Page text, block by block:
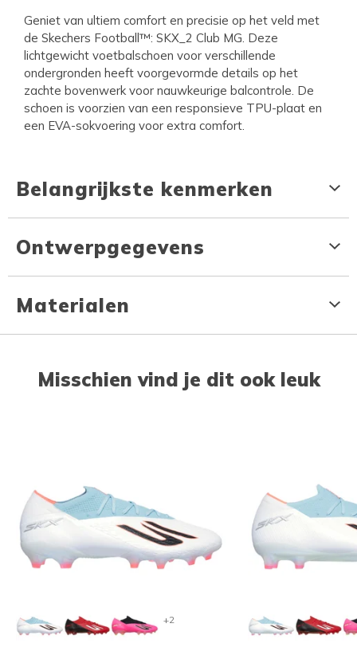
Geniet van ultiem comfort en precisie op het veld met
de Skechers Football™: SKX_2 Club MG. Deze
lichtgewicht voetbalschoen voor verschillende
ondergronden heeft voorgevormde details op het
zachte bovenwerk voor nauwkeurige balcontrole. De
schoen is voorzien van een responsieve TPU-plaat en
een EVA-sokvoering voor extra comfort.
Belangrijkste kenmerken
Ontwerpgegevens
Materialen
Misschien vind je dit ook leuk
+2